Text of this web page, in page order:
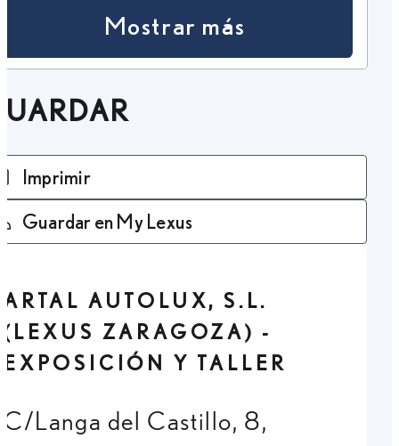
Mostrar más
Imprimir
Guardar en My Lexus
ARTAL AUTOLUX, S.L.
(LEXUS ZARAGOZA) -
EXPOSICIÓN Y TALLER
C/Langa del Castillo, 8,